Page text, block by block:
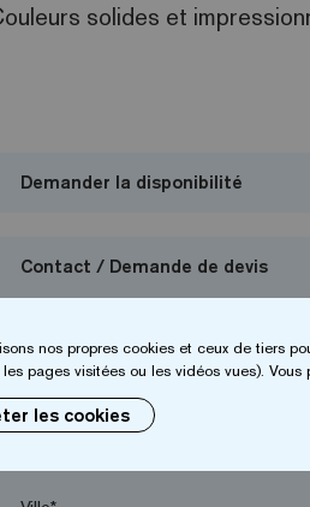
solides et
Demander la disponibilité
Contact / Demande de devis
Prénom*
nos propres cookies et ceux de tiers
les pages visitées ou les vidéos vues).
les cookies